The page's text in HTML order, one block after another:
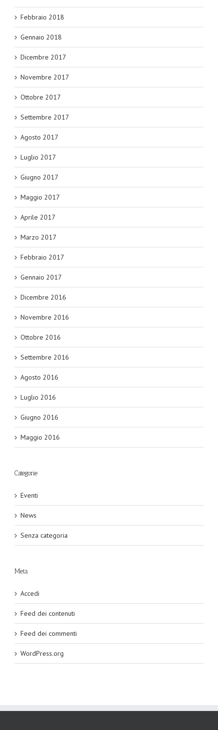
Febbraio 2018
Gennaio 2018
Dicembre 2017
Novembre 2017
Ottobre 2017
Settembre 2017
Agosto 2017
Luglio 2017
Giugno 2017
Maggio 2017
Aprile 2017
Marzo 2017
Febbraio 2017
Gennaio 2017
Dicembre 2016
Novembre 2016
Ottobre 2016
Settembre 2016
Agosto 2016
Luglio 2016
Giugno 2016
Maggio 2016
Categorie
Eventi
News
Senza categoria
Meta
Accedi
Feed dei contenuti
Feed dei commenti
WordPress.org